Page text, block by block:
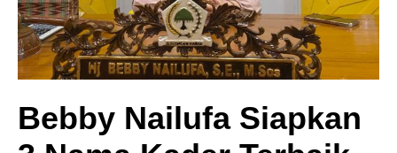
Bebby Nailufa Siapkan